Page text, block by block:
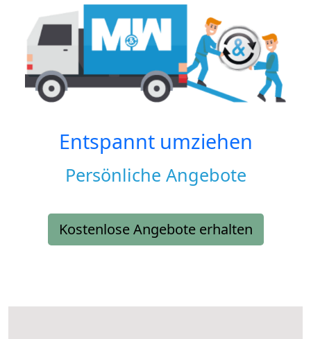
Entspannt umziehen
Persönliche Angebote
Kostenlose Angebote erhalten